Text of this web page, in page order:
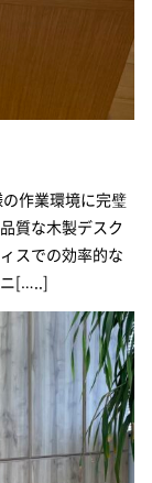
作業環境に完璧
質な木製デスク
スでの効率的な
ニ[…..]